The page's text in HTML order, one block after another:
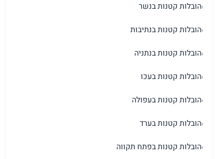
›הובלות קטנות בנשר
›הובלות קטנות בנתיבות
›הובלות קטנות בנתניה
›הובלות קטנות בעכו
›הובלות קטנות בעפולה
›הובלות קטנות בערד
›הובלות קטנות בפתח תקווה